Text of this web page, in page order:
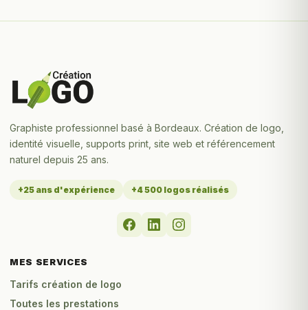
Graphiste professionnel basé à Bordeaux. Création de logo,
identité visuelle, supports print, site web et référencement
naturel depuis 25 ans.
+25 ans d'expérience +4 500 logos réalisés
MES SERVICES
Tarifs création de logo
Toutes les prestations